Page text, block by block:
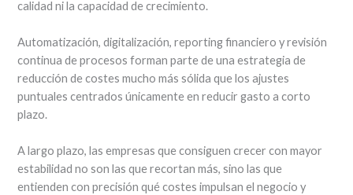
calidad ni la capacidad de crecimiento.
Automatización, digitalización, reporting financiero y revisión
continua de procesos forman parte de una estrategia de
reducción de costes mucho más sólida que los ajustes
puntuales centrados únicamente en reducir gasto a corto
plazo.
A largo plazo, las empresas que consiguen crecer con mayor
estabilidad no son las que recortan más, sino las que
entienden con precisión qué costes impulsan el negocio y